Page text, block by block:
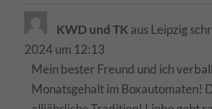
KWD und TK aus Leipzig
2024 um 12:13
Mein bester Freund und ich
Monatsgehalt im Boxautomaten!
Anzeigen- und Inhaltsmessung. Weitere
Datenschutzerklärung
Hier finden Sie eine Übersicht über alle
weitere Informationen anzeigen lassen und